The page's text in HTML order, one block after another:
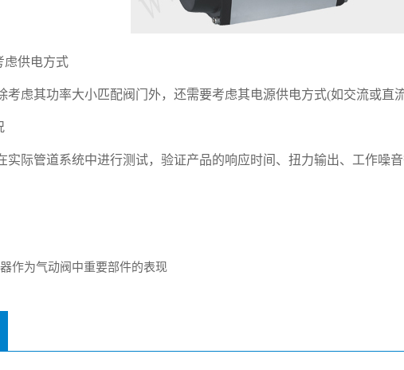
供电方式
虑其功率大小匹配阀门外，还需要考虑其电源供电方式(如交流或直
际管道系统中进行测试，验证产品的响应时间、扭力输出、工作噪
作为气动阀中重要部件的表现